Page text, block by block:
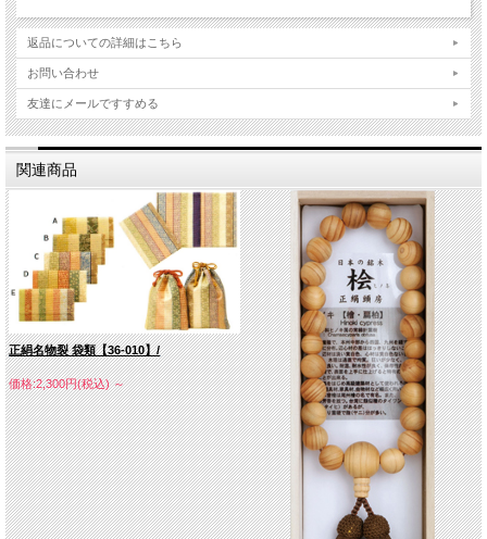
返品についての詳細はこちら
お問い合わせ
友達にメールですすめる
関連商品
正絹名物裂 袋類【36-010】/
価格:2,300円(税込)～